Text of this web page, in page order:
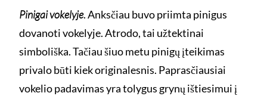
Pinigai vokelyje. Anksčiau buvo priimta pinigus
dovanoti vokelyje. Atrodo, tai užtektinai
simboliška. Tačiau šiuo metu pinigų įteikimas
privalo būti kiek originalesnis. Paprasčiausiai
vokelio padavimas yra tolygus grynų ištiesimui į